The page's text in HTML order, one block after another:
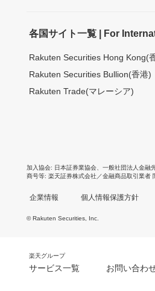
各国サイト一覧 | For
Rakuten Securities Hong Kong(
Rakuten Securities Bullion(香港)
Rakuten Trade(マレーシア)
加入協会 日本証券業協会 一般社団法人金融
商号等 楽天証券株式会社／金融商品取引業者
企業情報 個人情報保護方針
© Rakuten Securities, Inc.
楽天グループ
サービス一覧 お問い合わ